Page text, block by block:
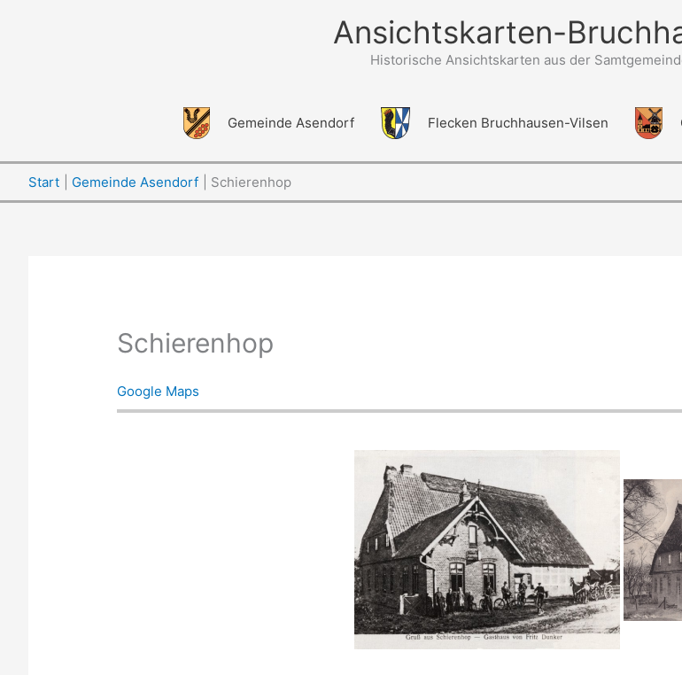
Ansichtskarten-
Historische Ansichtskarten aus der
Gemeinde Asendorf Flecken Bruchhausen-Vilsen
Start Gemeinde Asendorf Schierenhop
Schierenhop
Google Maps